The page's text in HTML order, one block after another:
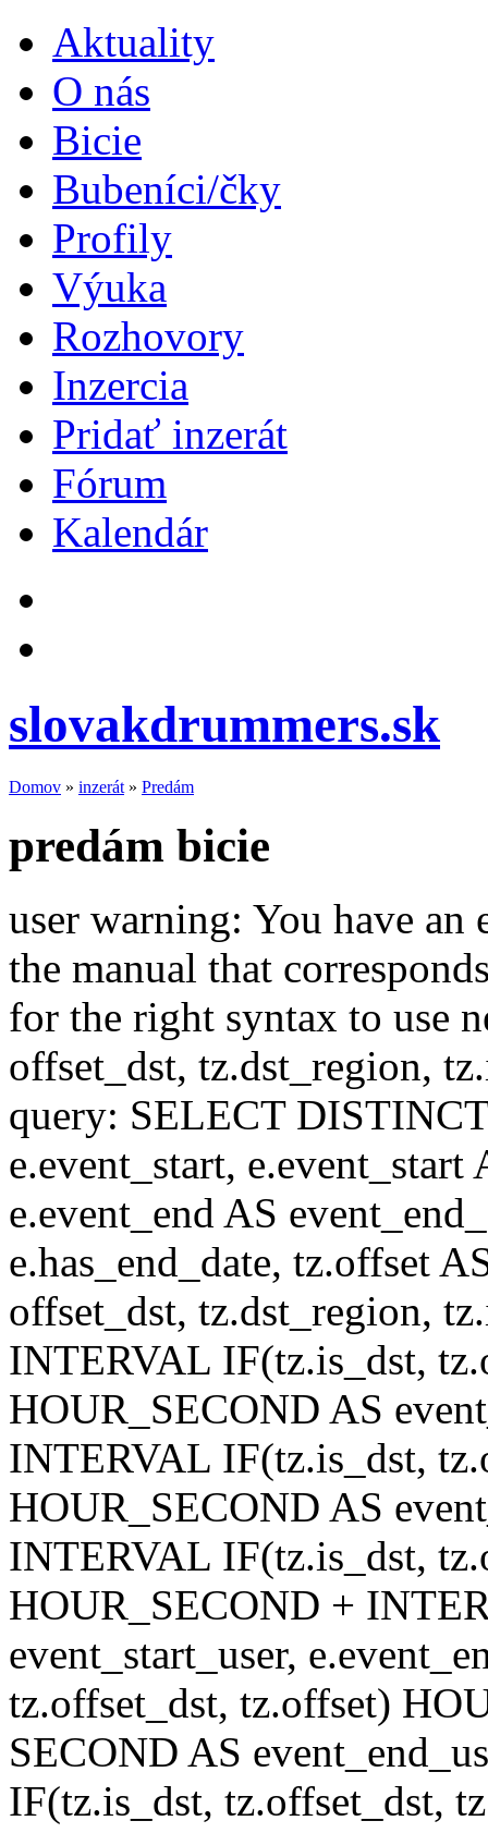
Aktuality
O nás
Bicie
Bubeníci/čky
Profily
Výuka
Rozhovory
Inzercia
Pridať inzerát
Fórum
Kalendár
slovakdrummers.sk
Domov » inzerát » Predám
predám bicie
user warning: You have
the manual that
for the right syntax to use
offset_dst, tz.dst_region,
query: SELECT
e.event_start,
e.event_end AS
e.has_end_date, tz.offset
offset_dst, tz.dst_region,
INTERVAL IF(tz.is_dst,
HOUR_SECOND AS
INTERVAL IF(tz.is_dst,
HOUR_SECOND AS
INTERVAL IF(tz.is_dst,
HOUR_SECOND +
event_start_user,
tz.offset_dst, tz.offset)
SECOND AS
IF(tz.is_dst, tz.offset_dst,